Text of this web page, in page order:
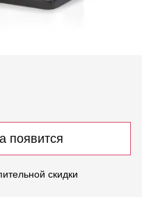
появится
скидки